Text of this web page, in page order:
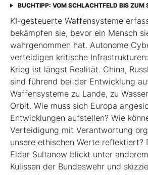
BUCHTIPP: VOM SCHLACHTFELD BIS ZUM
KI-gesteuerte Waffensysteme
bekämpfen sie, bevor ein Mensch
wahrgenommen hat. Autonome
verteidigen kritische
Krieg ist längst Realität. China,
sind führend bei der Entwicklung
Waffensysteme zu Lande, zu
Orbit. Wie muss sich Europa
Entwicklungen aufstellen? Wie
Verteidigung mit Verantwortung
unsere ethischen Werte reflektiert?
Eldar Sultanow blickt unter
Kulissen der Bundeswehr und